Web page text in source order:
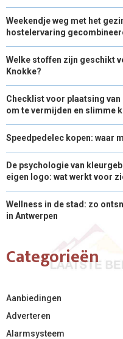
Weekendje weg met het
hostelervaring
Welke stoffen zijn geschikt
Knokke?
Checklist voor plaatsing
om te vermijden en slimme
Speedpedelec kopen: waar
De psychologie van
eigen logo: wat werkt voor
Wellness in de stad: zo
in Antwerpen
Categorieën
Aanbiedingen
Adverteren
Alarmsysteem